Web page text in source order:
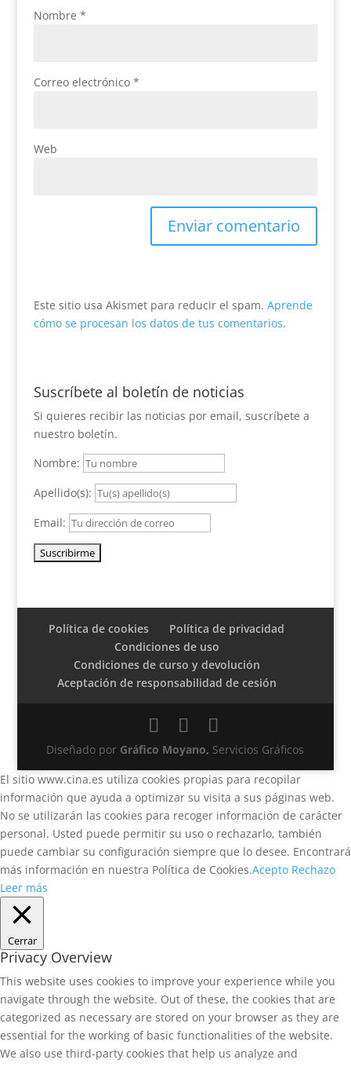
Nombre *
Correo electrónico *
Web
Este sitio usa Akismet para reducir el spam. Aprende
cómo se procesan los datos de tus comentarios.
Suscríbete al boletín de noticias
Si quieres recibir las noticias por email, suscríbete a
nuestro boletín.
Nombre:
Apellido(s):
Email:
Política de cookies
Política de privacidad
Condiciones de uso
Condiciones de curso y devolución
Aceptación de responsabilidad de cesión
Diseñado por Gráfico Moyano, Servicios Gráficos
El sitio www.cina.es utiliza cookies propias para recopilar
información que ayuda a optimizar su visita a sus páginas web.
No se utilizarán las cookies para recoger información de carácter
personal. Usted puede permitir su uso o rechazarlo, también
puede cambiar su configuración siempre que lo desee. Encontrará
más información en nuestra Política de Cookies.Acepto Rechazo
Leer más
Cerrar
Privacy Overview
This website uses cookies to improve your experience while you
navigate through the website. Out of these, the cookies that are
categorized as necessary are stored on your browser as they are
essential for the working of basic functionalities of the website.
We also use third-party cookies that help us analyze and